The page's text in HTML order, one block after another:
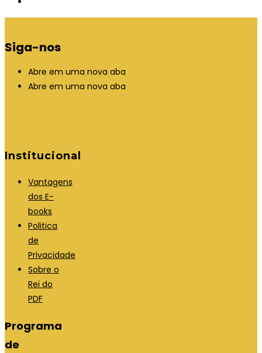
Siga-nos
Abre em uma nova aba
Abre em uma nova aba
Institucional
Vantagens
dos E-
books
Politica
de
Privacidade
Sobre o
Rei do
PDF
Programa
de